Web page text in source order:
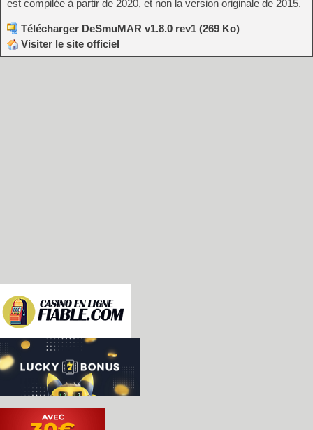
est compilée à partir de 2020, et non la version originale de 2015.
Télécharger DeSmuMAR v1.8.0 rev1 (269 Ko)
Visiter le site officiel